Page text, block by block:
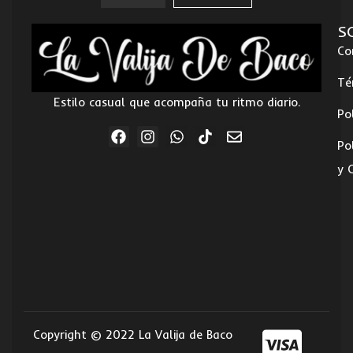
Estilo casual que acompaña tu ritmo diario.
y
Copyright © 2022 La Valija de Baco